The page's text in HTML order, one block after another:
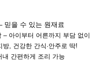
믿을 수 있는 원재료
아이부터 어른까지 부담 없이
, 건강한 간식·안주로 딱!
내 간편하게 조리 가능